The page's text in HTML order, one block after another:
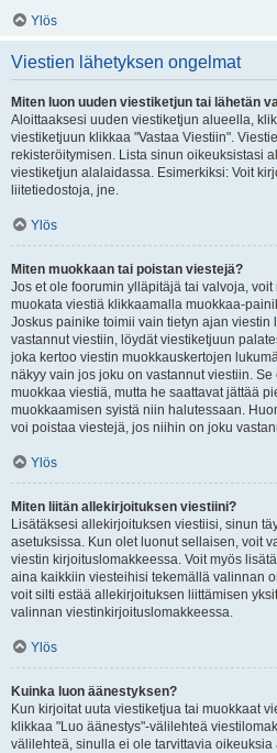
Ylös
Viestien lähetyksen ongelmat
Miten luon uuden viestiketjun tai lähetän
Aloittaaksesi uuden viestiketjun alueella,
viestiketjuun klikkaa "Vastaa Viestiin".
rekisteröitymisen. Lista sinun oikeuksistasi
viestiketjun alalaidassa. Esimerkiksi: Voit
liitetiedostoja, jne.
Ylös
Miten muokkaan tai poistan viestejä?
Jos et ole foorumin ylläpitäjä tai valvoja,
muokata viestiä klikkaamalla muokkaa-
Joskus painike toimii vain tietyn ajan
vastannut viestiin, löydät viestiketjuun
joka kertoo viestin muokkauskertojen
näkyy vain jos joku on vastannut viestiin.
muokkaa viestiä, mutta he saattavat jättää
muokkaamisen syistä niin halutessaan.
voi poistaa viestejä, jos niihin on joku
Ylös
Miten liitän allekirjoituksen viestiini?
Lisätäksesi allekirjoituksen viestiisi, sinun
asetuksissa. Kun olet luonut sellaisen, voit
viestin kirjoituslomakkeessa. Voit myös
aina kaikkiin viesteihisi tekemällä valinnan
voit silti estää allekirjoituksen liittämisen
valinnan viestinkirjoituslomakkeessa.
Ylös
Kuinka luon äänestyksen?
Kun kirjoitat uuta viestiketjua tai muokkaat
klikkaa "Luo äänestys"-välilehteä
välilehteä, sinulla ei ole tarvittavia